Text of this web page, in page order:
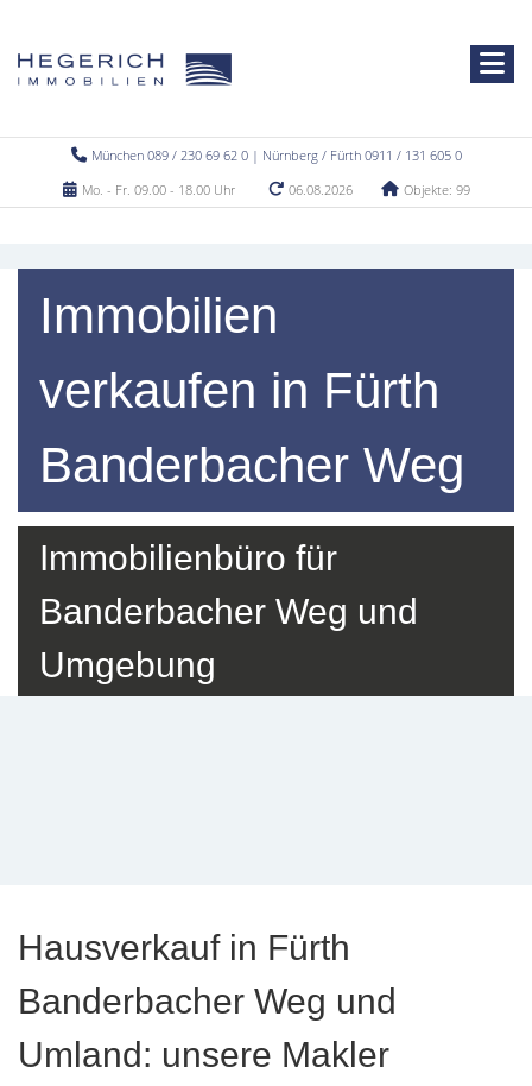
München 089 / 230 69 62 0 | Nürnberg / Fürth 0911 / 131 605 0
Mo. - Fr. 09.00 - 18.00 Uhr
06.08.2026 Objekte: 99
Immobilien
verkaufen in Fürth
Banderbacher Weg
Immobilienbüro für
Banderbacher Weg und
Umgebung
Hausverkauf in Fürth
Banderbacher Weg und
Umland: unsere Makler